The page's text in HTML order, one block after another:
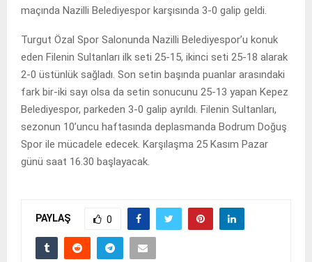
maçında Nazilli Belediyespor karşısında 3-0 galip geldi.
Turgut Özal Spor Salonunda Nazilli Belediyespor’u konuk
eden Filenin Sultanları ilk seti 25-15, ikinci seti 25-18 alarak
2-0 üstünlük sağladı. Son setin başında puanlar arasındaki
fark bir-iki sayı olsa da setin sonucunu 25-13 yapan Kepez
Belediyespor, parkeden 3-0 galip ayrıldı. Filenin Sultanları,
sezonun 10’uncu haftasında deplasmanda Bodrum Doğuş
Spor ile mücadele edecek. Karşılaşma 25 Kasım Pazar
günü saat 16.30 başlayacak.
PAYLAŞ 0